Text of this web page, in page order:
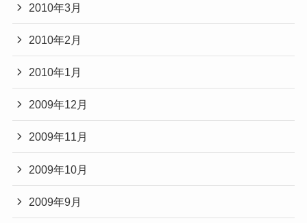
2010年3月
2010年2月
2010年1月
2009年12月
2009年11月
2009年10月
2009年9月